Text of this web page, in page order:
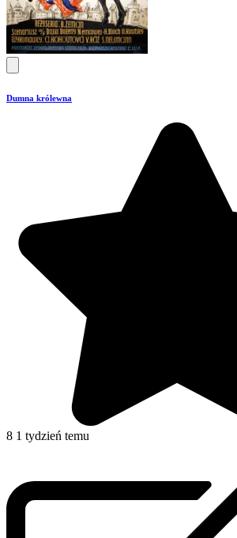
Dumna królewna
8 1 tydzień temu